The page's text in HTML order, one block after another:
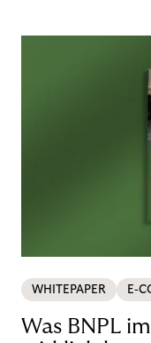
WHITEPAPER E-
Was BNPL